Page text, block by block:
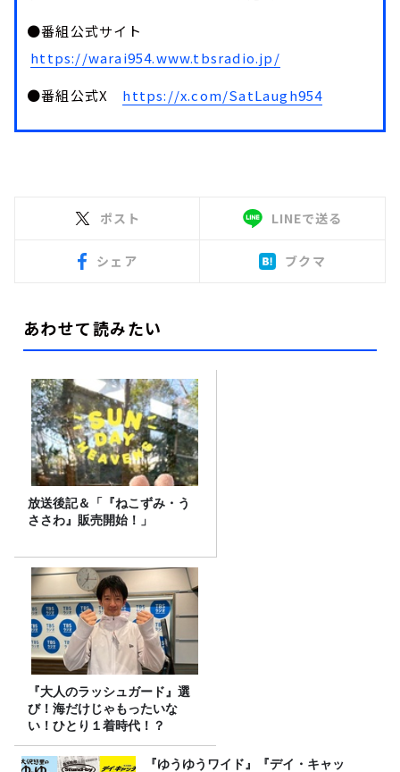
●番組公式サイト
https://warai954.www.tbsradio.jp/
●番組公式X https://x.com/SatLaugh954
ポスト LINEで送る
シェア ブクマ
あわせて読みたい
放送後記＆「『ねこずみ・う
ささわ』販売開始！」
『大人のラッシュガード』選
び！海だけじゃもったいな
い！ひとり１着時代！？
『ゆうゆうワイド』『デイ・キャッ